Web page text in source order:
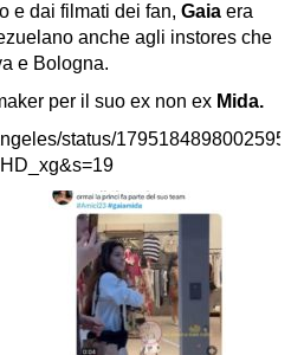
e dai filmati dei fan, Gaia era
anche agli instores che
e Bologna.
per il suo ex non ex Mida.
status/